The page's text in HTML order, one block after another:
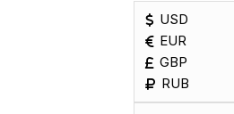
USD
EUR
GBP
RUB